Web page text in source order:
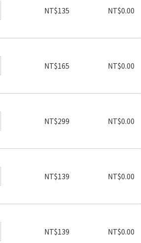
NT$135 NT$0.00
NT$165 NT$0.00
NT$299 NT$0.00
NT$139 NT$0.00
NT$139 NT$0.00